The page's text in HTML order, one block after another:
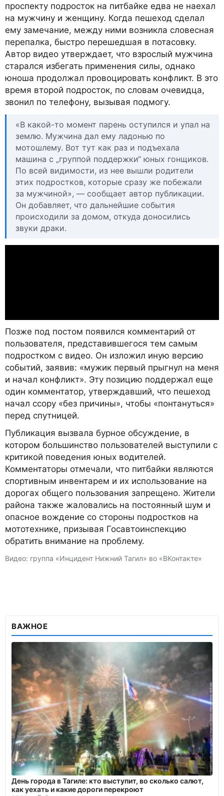
проспекту подросток на питбайке едва не наехал
на мужчину и женщину. Когда пешеход сделал
ему замечание, между ними возникла словесная
перепалка, быстро перешедшая в потасовку.
Автор видео утверждает, что взрослый мужчина
старался избегать применения силы, однако
юноша продолжал провоцировать конфликт. В это
время второй подросток, по словам очевидца,
звонил по телефону, вызывая подмогу.
«В какой-то момент парень оступился и упал на
землю. Мужчина дал ему ладонью по
мотошлему. Вот тут как раз и подъехала
машина с „группой поддержки“ юных гонщиков.
По всей видимости, из нее вышли родители
этих подростков, которые сразу же побежали
за мужчиной», — сообщает автор публикации.
Он добавляет, что дальнейшие события
происходили за домом, откуда доносились
звуки драки.
Позже под постом появился комментарий от
пользователя, представившегося тем самым
подростком с видео. Он изложил иную версию
событий, заявив: «мужик первый прыгнул на меня
и начал конфликт». Эту позицию поддержал еще
один комментатор, утверждавший, что пешеход
начал ссору «без причины», чтобы «понтануться»
перед спутницей.
Публикация вызвала бурное обсуждение, в
котором большинство пользователей выступили с
критикой поведения юных водителей.
Комментаторы отмечали, что питбайки являются
спортивным инвентарем и их использование на
дорогах общего пользования запрещено. Жители
района также жаловались на постоянный шум и
опасное вождение со стороны подростков на
мототехнике, призывая Госавтоинспекцию
обратить внимание на проблему.
Видео: группа «Инцидент Нижний Тагил» во «ВКонтакте»
ВАЖНОЕ
День города в Тагиле: кто выступит, во сколько салют,
как уехать и какие дороги перекроют